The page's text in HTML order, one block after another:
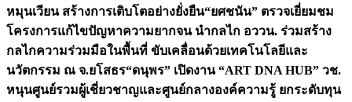
หมุนเวียน สร้างการเติบโตอย่างยั่งยืน“ยศชนัน” ตรวจเยี่ยมชม
โครงการแก้ไขปัญหาความยากจน นำกลไก อววน. ร่วมสร้าง
กลไกความร่วมมือในพื้นที่ ขับเคลื่อนด้วยเทคโนโลยีและ
นวัตกรรม ณ จ.ยโสธร“ดนุพร” เปิดงาน “ART DNA HUB” วช.
หนุนศูนย์รวมผู้เชี่ยวชาญและศูนย์กลางองค์ความรู้ ยกระดับทุน